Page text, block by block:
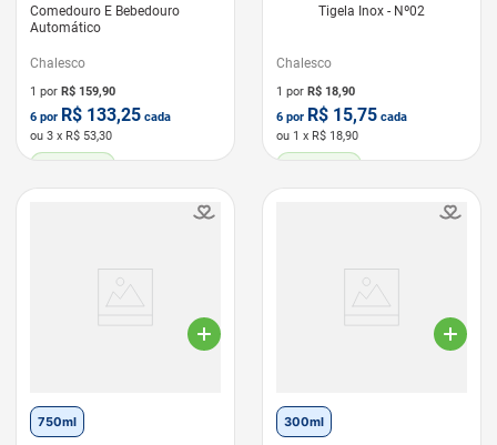
Comedouro E Bebedouro
Automático
Chalesco
1 por R$ 159,90
6 por R$ 133,25 cada
ou 3 x R$ 53,30
Tigela Inox - Nº02
Chalesco
1 por R$ 18,90
6 por R$ 15,75 cada
ou 1 x R$ 18,90
750ml 300ml